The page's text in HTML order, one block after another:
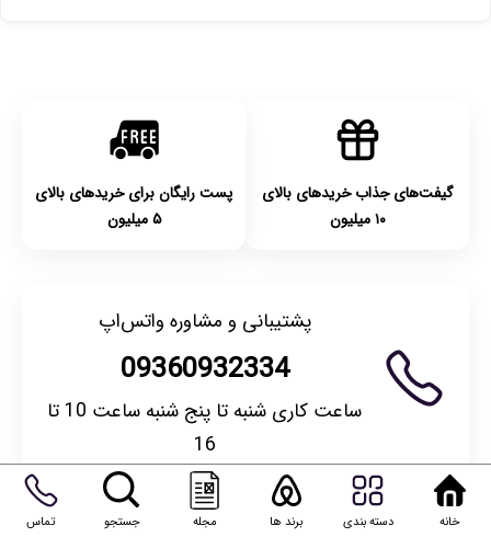
گیفت‌های جذاب خریدهای بالای
۱۰ میلیون
پست رایگان برای خریدهای بالای
۵ میلیون
پشتیبانی و مشاوره واتس‌اپ
09360932334
ساعت کاری شنبه تا پنج شنبه ساعت 10 تا
16
خانه دسته بندی برند ها مجله جستجو تماس